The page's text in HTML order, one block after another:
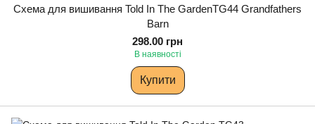
Схема для вишивання Told In The GardenTG44 Grandfathers
Barn
298.00 грн
В наявності
Купити